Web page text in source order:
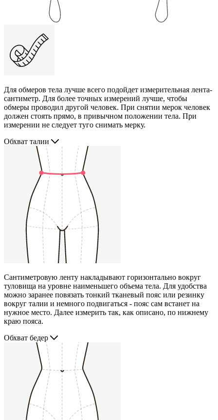
Для обмеров тела лучше всего подойдет измерительная лента-
сантиметр. Для более точных измерений лучше, чтобы
обмеры проводил другой человек. При снятии мерок человек
должен стоять прямо, в привычном положении тела. При
измерении не следует туго снимать мерку.
Обхват талии
Сантиметровую ленту накладывают горизонтально вокруг
туловища на уровне наименьшего объема тела. Для удобства
можно заранее повязать тонкий тканевый пояс или резинку
вокруг талии и немного подвигаться - пояс сам встанет на
нужное место. Далее измерить так, как описано, по нижнему
краю пояса.
Обхват бедер